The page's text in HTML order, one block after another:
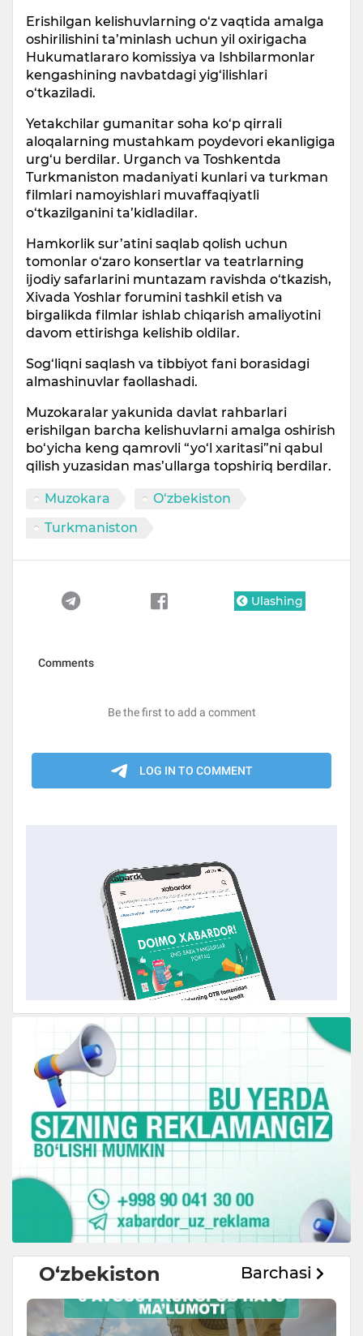
Erishilgan kelishuvlarning o‘z vaqtida amalga
oshirilishini ta’minlash uchun yil oxirigacha
Hukumatlararo komissiya va Ishbilarmonlar
kengashining navbatdagi yig‘ilishlari
o‘tkaziladi.
Yetakchilar gumanitar soha ko‘p qirrali
aloqalarning mustahkam poydevori ekanligiga
urg‘u berdilar. Urganch va Toshkentda
Turkmaniston madaniyati kunlari va turkman
filmlari namoyishlari muvaffaqiyatli
o‘tkazilganini ta’kidladilar.
Hamkorlik sur’atini saqlab qolish uchun
tomonlar o‘zaro konsertlar va teatrlarning
ijodiy safarlarini muntazam ravishda o‘tkazish,
Xivada Yoshlar forumini tashkil etish va
birgalikda filmlar ishlab chiqarish amaliyotini
davom ettirishga kelishib oldilar.
Sog‘liqni saqlash va tibbiyot fani borasidagi
almashinuvlar faollashadi.
Muzokaralar yakunida davlat rahbarlari
erishilgan barcha kelishuvlarni amalga oshirish
bo‘yicha keng qamrovli “yo‘l xaritasi”ni qabul
qilish yuzasidan mas’ullarga topshiriq berdilar.
Muzokara
O‘zbekiston
Turkmaniston
Ulashing
O‘zbekiston Barchasi